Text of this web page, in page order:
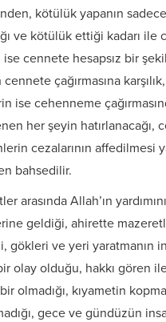
kötülük yapanın
ve kötülük ettiği kadarı ile
ise cennete hesapsız bir
çağırmasına
ise cehenneme
her şeyin hatırlanacağı,
cezalarının affedilmesi
bahsedilir.
arasında Allah’ın
geldiği, ahirette
gökleri ve yeri yaratmanın
olay olduğu, hakkı gören
olmadığı, kıyametin
gece ve gündüzün